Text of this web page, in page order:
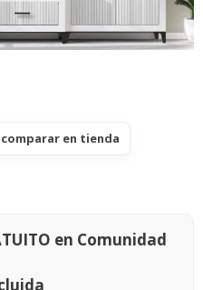
en tienda
en Comunidad